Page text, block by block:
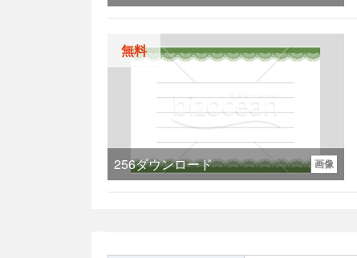
無料
256ダウンロード 画像